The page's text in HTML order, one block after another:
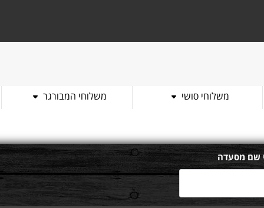
משלוחי סושי משלוחי המבורגר
שם מסעדה